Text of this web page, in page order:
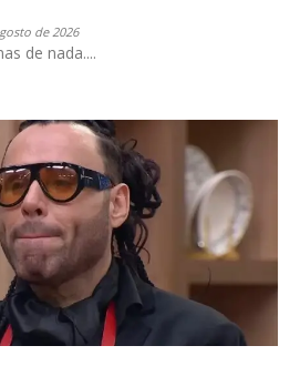
de 2026
de nada....